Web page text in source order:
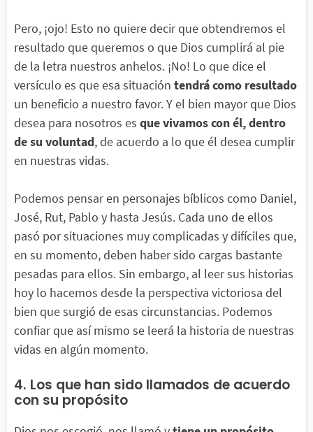
Pero, ¡ojo! Esto no quiere decir que obtendremos el
resultado que queremos o que Dios cumplirá al pie
de la letra nuestros anhelos. ¡No! Lo que dice el
versículo es que esa situación tendrá como resultado
un beneficio a nuestro favor. Y el bien mayor que Dios
desea para nosotros es que vivamos con él, dentro
de su voluntad, de acuerdo a lo que él desea cumplir
en nuestras vidas.
Podemos pensar en personajes bíblicos como Daniel,
José, Rut, Pablo y hasta Jesús. Cada uno de ellos
pasó por situaciones muy complicadas y difíciles que,
en su momento, deben haber sido cargas bastante
pesadas para ellos. Sin embargo, al leer sus historias
hoy lo hacemos desde la perspectiva victoriosa del
bien que surgió de esas circunstancias. Podemos
confiar que así mismo se leerá la historia de nuestras
vidas en algún momento.
4. Los que han sido llamados de acuerdo
con su propósito